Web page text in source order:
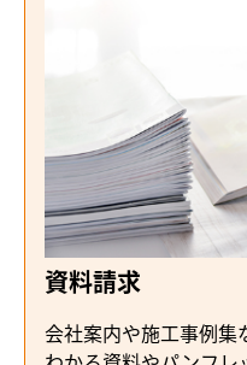
資料請求
会社案内や施工事例集